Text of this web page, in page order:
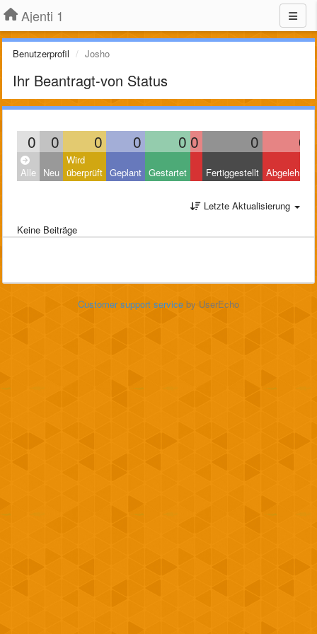
Ajenti 1
Benutzerprofil Josho
Ihr Beantragt-von Status
0 0 0 0 0 0 0 0
Alle Neu
Wird
überprüft Geplant Gestartet Fertiggestellt Abgelehnt
Letzte Aktualisierung
Keine Beiträge
Customer support service by UserEcho